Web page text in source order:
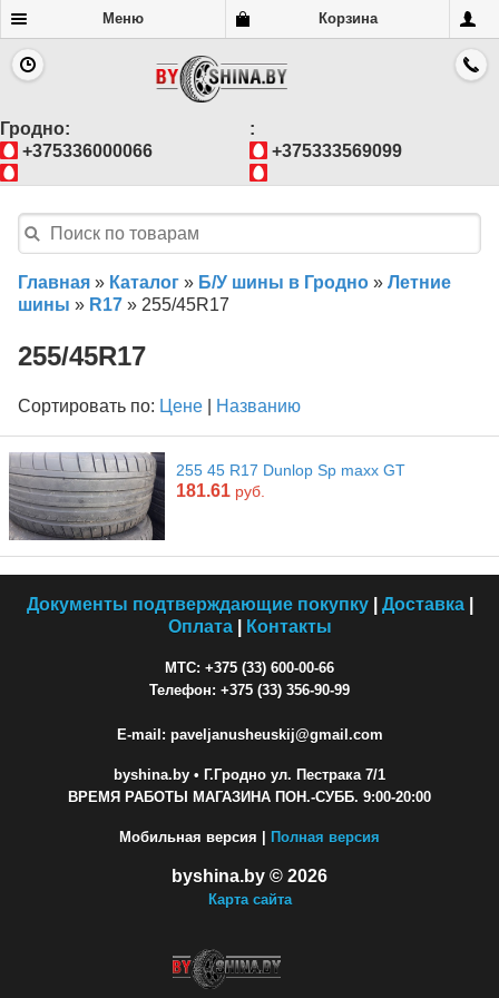
Меню Корзина
Гродно:
+375336000066
:
+375333569099
Главная » Каталог » Б/У шины в Гродно » Летние
шины » R17 » 255/45R17
255/45R17
Сортировать по: Цене Названию
255 45 R17 Dunlop Sp maxx GT
181.61 руб.
Документы подтверждающие покупку| Доставка|
Оплата| Контакты
МТС: +375 (33) 600-00-66
Телефон: +375 (33) 356-90-99
E-mail: paveljanusheuskij@gmail.com
byshina.by • Г.Гродно ул. Пестрака 7/1
ВРЕМЯ РАБОТЫ МАГАЗИНА ПОН.-СУББ. 9:00-20:00
Мобильная версия | Полная версия
byshina.by © 2026
Карта сайта